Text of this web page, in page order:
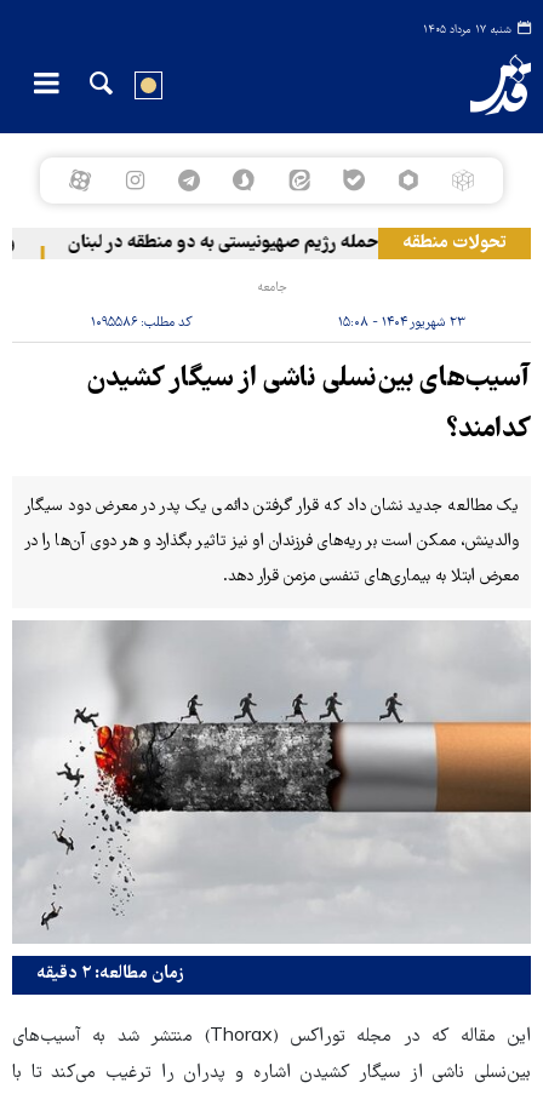
شنبه ۱۷ مرداد ۱۴۰۵
تحولات منطقه حمله رژیم صهیونیستی به دو منطقه در لبنان
جامعه
۲۳ شهریور ۱۴۰۴ - ۱۵:۰۸ کد مطلب: ۱۰۹۵۵۸۶
آسیب‌های بین‌نسلی ناشی از سیگار کشیدن
کدامند؟
یک مطالعه جدید نشان داد که قرار گرفتن دائمی یک پدر در معرض دود سیگار
والدینش، ممکن است بر ریه‌های فرزندان او نیز تاثیر بگذارد و هر دوی آن‌ها را در
معرض ابتلا به بیماری‌های تنفسی مزمن قرار دهد.
زمان مطالعه: ۲ دقیقه
این مقاله که در مجله توراکس (Thorax) منتشر شد به آسیب‌های
بین‌نسلی ناشی از سیگار کشیدن اشاره و پدران را ترغیب می‌کند تا با